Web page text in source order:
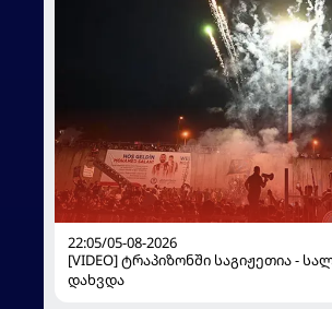
22:05/05-08-2026
[VIDEO] ტრაპიზონში საგიჟეთია -
დახვდა